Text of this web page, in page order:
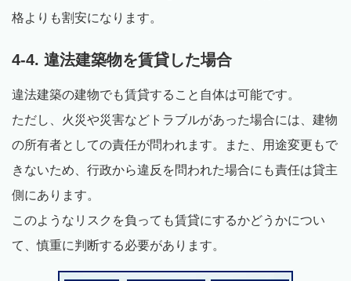
格よりも割安になります。
4-4. 違法建築物を賃貸した場合
違法建築の建物でも賃貸すること自体は可能です。
ただし、火災や災害などトラブルがあった場合には、建物
の所有者としての責任が問われます。また、用途変更もで
きないため、行政から違反を問われた場合にも責任は貸主
側にあります。
このようなリスクを負っても賃貸にするかどうかについ
て、慎重に判断する必要があります。